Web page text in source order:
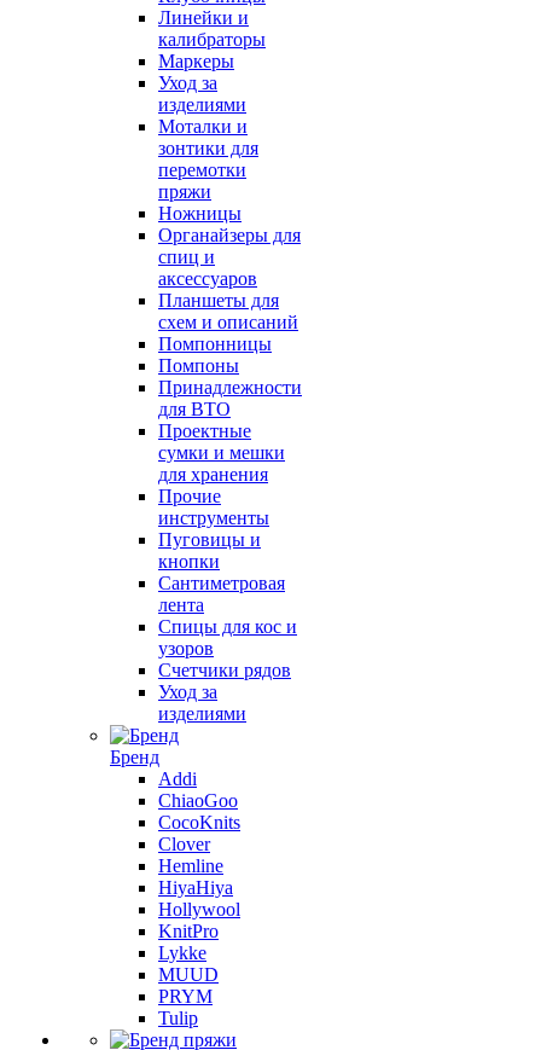
Линейки и
калибраторы
Маркеры
Уход за
изделиями
Моталки и
зонтики для
перемотки
пряжи
Ножницы
Органайзеры для
спиц и
аксессуаров
Планшеты для
схем и описаний
Помпонницы
Помпоны
Принадлежности
для ВТО
Проектные
сумки и мешки
для хранения
Прочие
инструменты
Пуговицы и
кнопки
Сантиметровая
лента
Спицы для кос и
узоров
Счетчики рядов
Уход за
изделиями
Бренд
Addi
ChiaoGoo
CocoKnits
Clover
Hemline
HiyaHiya
Hollywool
KnitPro
Lykke
MUUD
PRYM
Tulip